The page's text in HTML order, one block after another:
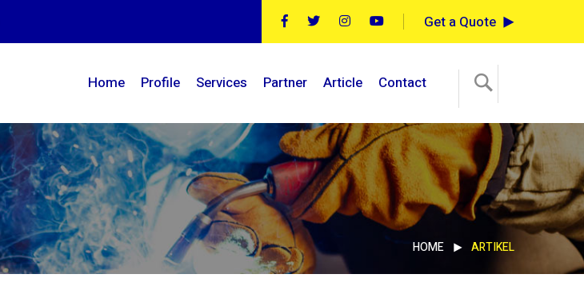
Get a Quote
Home Profile Services Partner Article Contact
HOME ARTIKEL